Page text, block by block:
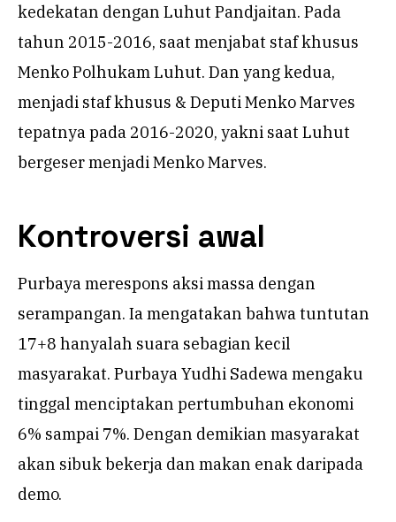
kedekatan dengan Luhut Pandjaitan. Pada
tahun 2015-2016, saat menjabat staf khusus
Menko Polhukam Luhut. Dan yang kedua,
menjadi staf khusus & Deputi Menko Marves
tepatnya pada 2016-2020, yakni saat Luhut
bergeser menjadi Menko Marves.
Kontroversi awal
Purbaya merespons aksi massa dengan
serampangan. Ia mengatakan bahwa tuntutan
17+8 hanyalah suara sebagian kecil
masyarakat. Purbaya Yudhi Sadewa mengaku
tinggal menciptakan pertumbuhan ekonomi
6% sampai 7%. Dengan demikian masyarakat
akan sibuk bekerja dan makan enak daripada
demo.